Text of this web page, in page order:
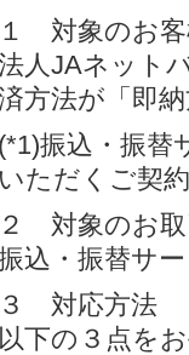
１ 対象のお
人JAネット
方法が「即
(*1)振込・振替
いただくご契
２ 対象のお
込・振替サ
３ 対応方法
以下の３点を